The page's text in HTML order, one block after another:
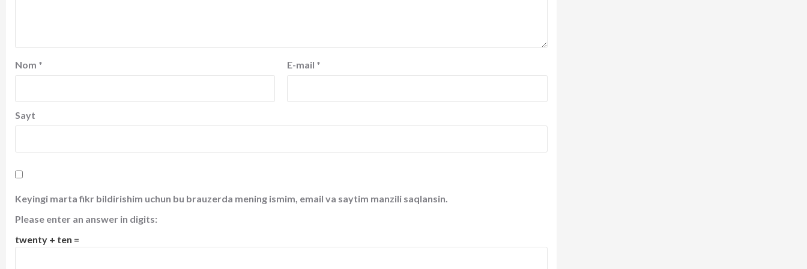
Nom * E-mail *
Sayt
Keyingi marta fikr bildirishim uchun bu brauzerda mening ismim, email va saytim manzili saqlansin.
Please enter an answer in digits:
twenty + ten =